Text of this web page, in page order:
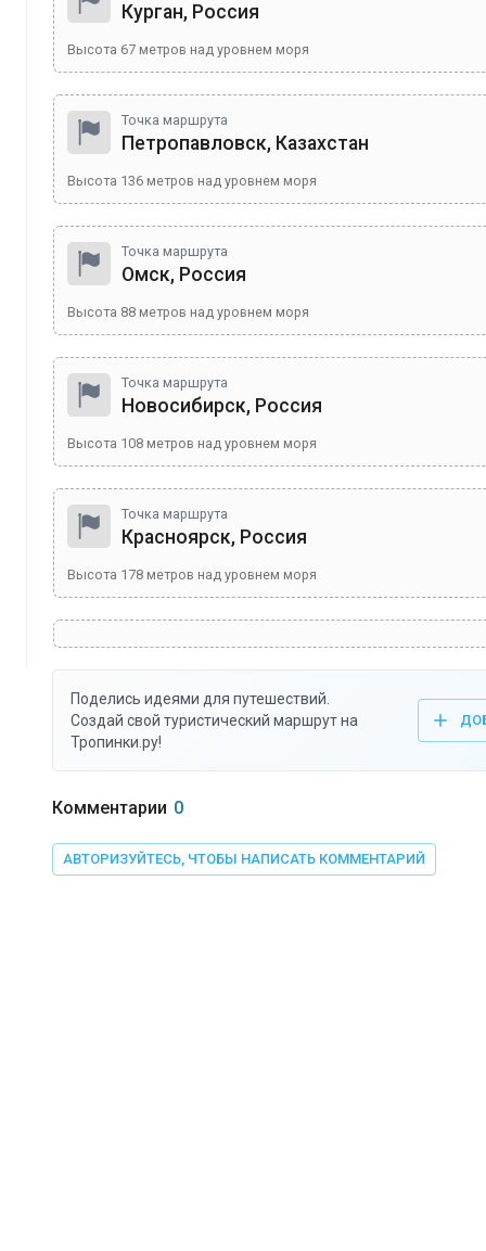
Курган, Россия
Высота 67 метров над уровнем моря
Точка маршрута
Петропавловск, Казахстан
Высота 136 метров над уровнем моря
Точка маршрута
Омск, Россия
Высота 88 метров над уровнем моря
Точка маршрута
Новосибирск, Россия
Высота 108 метров над уровнем моря
Точка маршрута
Красноярск, Россия
Высота 178 метров над уровнем моря
Поделись идеями для путешествий.
Создай свой туристический маршрут на
Тропинки.ру!
Комментарии 0
АВТОРИЗУЙТЕСЬ, ЧТОБЫ НАПИСАТЬ КОММЕНТАРИЙ